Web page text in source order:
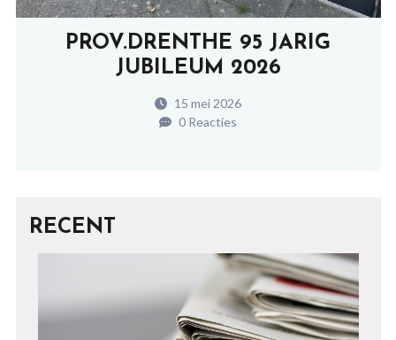
PROV.DRENTHE 95 JARIG
JUBILEUM 2026
15 mei 2026
0 Reacties
RECENT